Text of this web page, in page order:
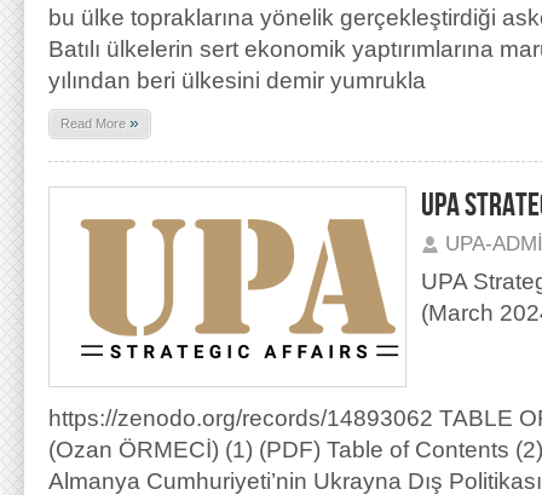
bu ülke topraklarına yönelik gerçekleştirdiği
Batılı ülkelerin sert ekonomik yaptırımlarına
yılından beri ülkesini demir yumrukla
Read More »
UPA
UPA-
UPA
(March
https://zenodo.org/records/14893062 TABLE
(Ozan ÖRMECİ) (1) (PDF) Table of Contents
Almanya Cumhuriyeti’nin Ukrayna Dış